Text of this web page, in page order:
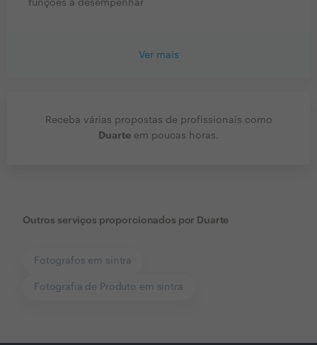
funções a desempenhar
Ver mais
Receba várias propostas de profissionais como
Duarte em poucas horas.
Outros serviços proporcionados por Duarte
Fotografos em sintra
Fotografia de Produto em sintra